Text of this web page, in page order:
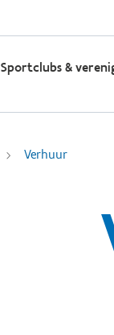
Sportclubs &
Verhuur